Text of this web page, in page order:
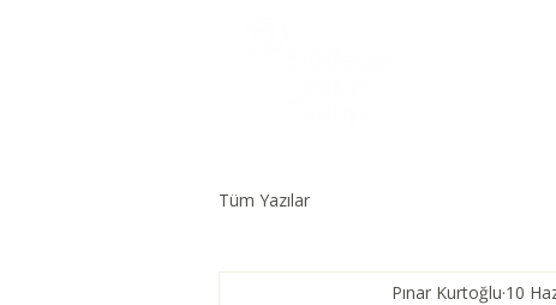
Tüm Yazılar
Pınar Kurtoğlu 10